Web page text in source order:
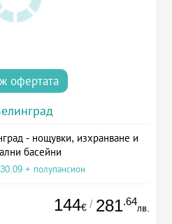
офертата
- нощувки, изхранване и
басейни
+ полупансион
144€ / 281.64
лв.